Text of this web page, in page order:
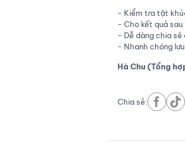
- Kiểm tra tật
- Cho kết quả
- Dễ dàng chia sẻ
- Nhanh chóng
Hà Chu (Tổng
Chia sẻ: